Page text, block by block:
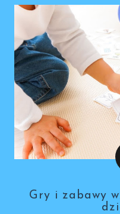
Gry i zabawy